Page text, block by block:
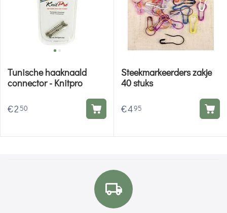
Tunische haaknaald
connector - Knitpro
€2 50
Steekmarkeerders zakje
40 stuks
€495